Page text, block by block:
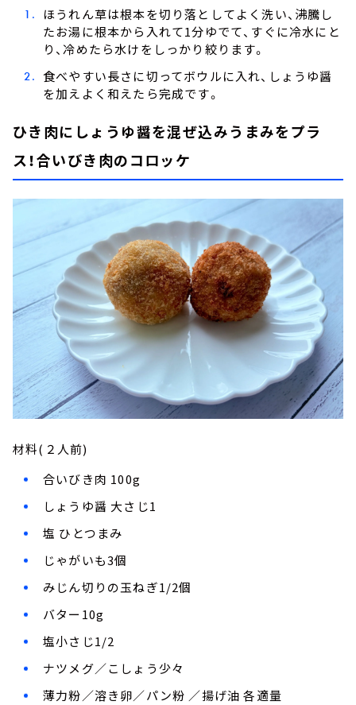
ほうれん草は根本を切り落としてよく洗い、沸騰し
たお湯に根本から入れて1分ゆでて、すぐに冷水にと
り、冷めたら水けをしっかり絞ります。
食べやすい長さに切ってボウルに入れ、しょうゆ醤
を加えよく和えたら完成です。
ひき肉にしょうゆ醤を混ぜ込みうまみをプラ
ス！合いびき肉のコロッケ
材料(２人前)
合いびき肉 100g
しょうゆ醤 大さじ1
塩 ひとつまみ
じゃがいも3個
みじん切りの玉ねぎ1/2個
バター10g
塩小さじ1/2
ナツメグ／こしょう少々
薄力粉／溶き卵／パン粉 ／揚げ油 各適量